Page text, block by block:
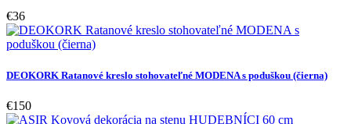
€36
DEOKORK Ratanové kreslo stohovateľné MODENA s poduškou (čierna)
€150